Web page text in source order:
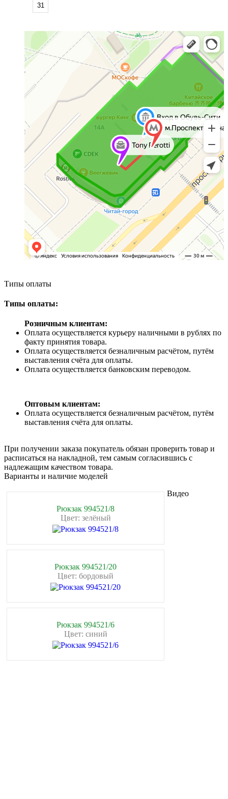
31
Типы оплаты
Типы оплаты:
Розничным клиентам:
Оплата осуществляется курьеру наличными в рублях по
факту принятия товара.
Оплата осуществляется безналичным расчётом, путём
выставления счёта для оплаты.
Оплата осуществляется банковским переводом.
Оптовым клиентам:
Оплата осуществляется безналичным расчётом, путём
выставления счёта для оплаты.
При получении заказа покупатель обязан проверить товар и
расписаться на накладной, тем самым согласившись с
надлежащим качеством товара.
Варианты и наличие моделей
Рюкзак 994521/8
Цвет: зелёный
Рюкзак 994521/20
Цвет: бордовый
Рюкзак 994521/6
Цвет: синий
Видео